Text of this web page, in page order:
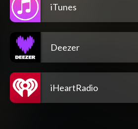
iTunes
Deezer
iHeartRadio